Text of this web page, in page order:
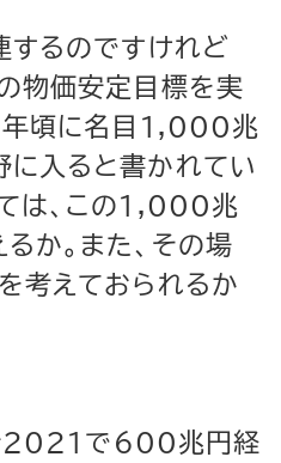
するのですけれど
物価安定目標を実
頃に名目1,000兆
に入ると書かれてい
は、この1,000兆
か。また、その場
考えておられるか
針2021で600兆円経